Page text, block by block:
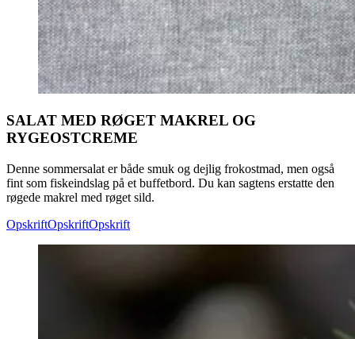
SALAT MED RØGET MAKREL OG
RYGEOSTCREME
Denne sommersalat er både smuk og dejlig frokostmad, men også
fint som fiskeindslag på et buffetbord. Du kan sagtens erstatte den
røgede makrel med røget sild.
OpskriftOpskriftOpskrift